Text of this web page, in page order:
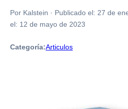
Por Kalstein · Publicado el: 27 de
el: 12 de mayo de 2023
Categoría:Articulos